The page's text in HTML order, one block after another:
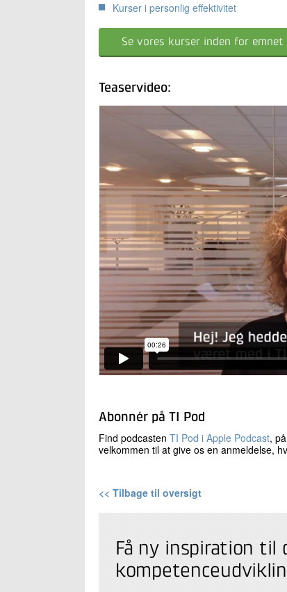
Kurser i personlig effektivitet
Se vores kurser inden for emnet
Teaservideo:
Abonnér på TI Pod
Find podcasten TI Pod i Apple Podcast, på
velkommen til at give os en anmeldelse,
<< Tilbage til oversigt
Få ny inspiration til